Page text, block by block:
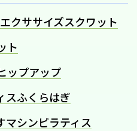
エクササイズスクワット
ト
ップアップ
スふくらはぎ
マシンピラティス